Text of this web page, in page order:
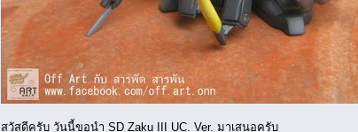
สวัสดีครับ วันนี้ขอนำ SD Zaku III UC. Ver. มาเสนอครับ